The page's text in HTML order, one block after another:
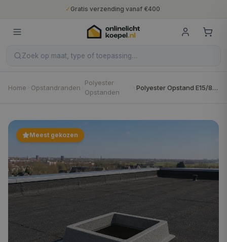
✓ Gratis verzending vanaf €400
10 jaar fabrieksgarantie
Nederlandse productie
Zoek op maat, type of toepassing…
Home Opstandranden
Polyester
Opstanden
Polyester Opstand E15/8 (PUR 80mm)
Meest gekozen